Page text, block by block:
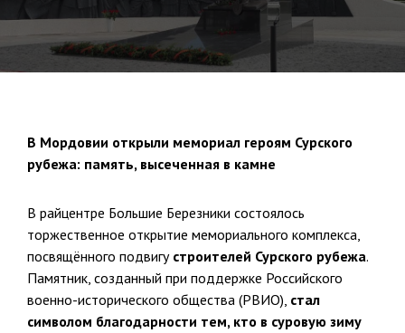
В Мордовии открыли мемориал героям Сурского
рубежа: память, высеченная в камне
В райцентре Большие Березники состоялось
торжественное открытие мемориального комплекса,
посвящённого подвигу строителей Сурского рубежа.
Памятник, созданный при поддержке Российского
военно-исторического общества (РВИО), стал
символом благодарности тем, кто в суровую зиму